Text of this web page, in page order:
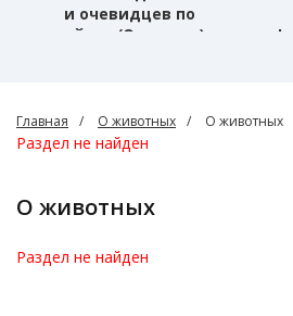
и очевидцев по
району (Основная)
Главная О животных О животных
Раздел не найден
О животных
Раздел не найден